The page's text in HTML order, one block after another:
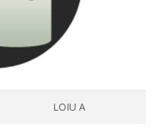
LOIU A